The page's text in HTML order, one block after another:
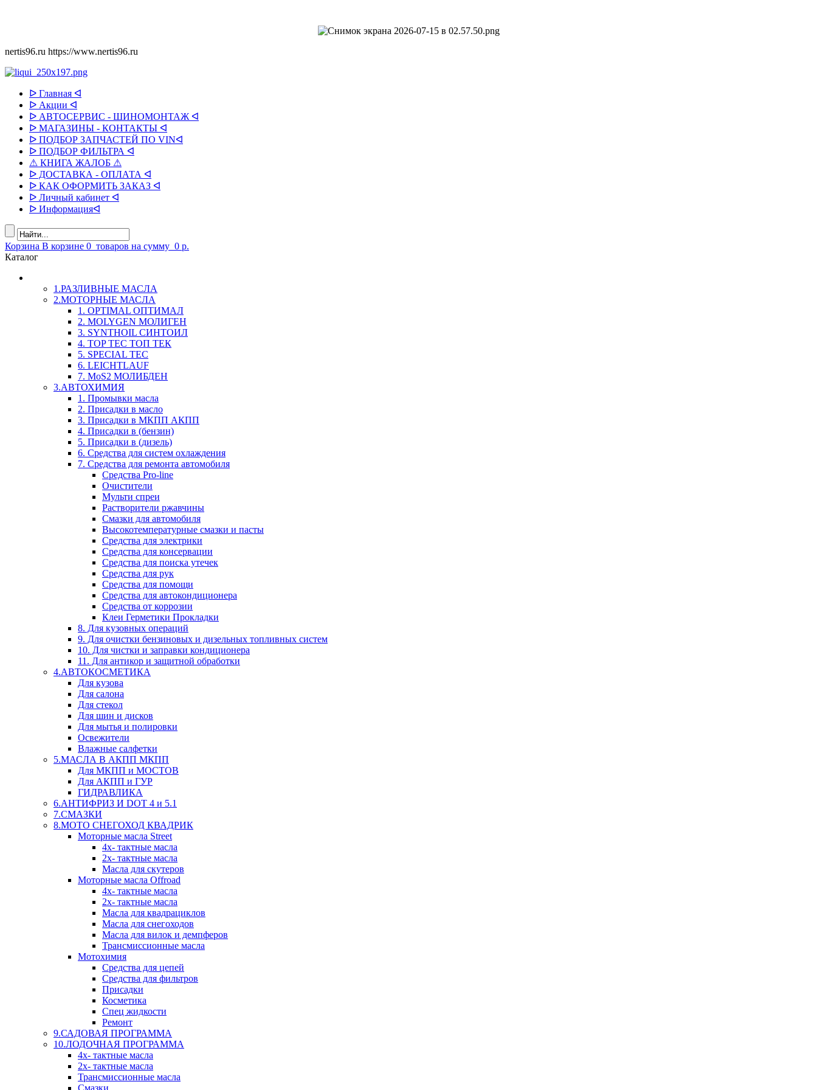
nertis96.ru https://www.nertis96.ru
ᐅ Главная ᐊ
ᐅ Акции ᐊ
ᐅ АВТОСЕРВИС - ШИНОМОНТАЖ ᐊ
ᐅ МАГАЗИНЫ - КОНТАКТЫ ᐊ
ᐅ ПОДБОР ЗАПЧАСТЕЙ ПО VINᐊ
ᐅ ПОДБОР ФИЛЬТРА ᐊ
⚠ КНИГА ЖАЛОБ ⚠
ᐅ ДОСТАВКА - ОПЛАТА ᐊ
ᐅ КАК ОФОРМИТЬ ЗАКАЗ ᐊ
ᐅ Личный кабинет ᐊ
ᐅ Информацияᐊ
Корзина В корзине 0 товаров на сумму 0 р.
Каталог
1.РАЗЛИВНЫЕ МАСЛА
2.МОТОРНЫЕ МАСЛА
1. OPTIMAL ОПТИМАЛ
2. MOLYGEN МОЛИГЕН
3. SYNTHOIL СИНТОИЛ
4. TOP TEC ТОП ТЕК
5. SPECIAL TEC
6. LEICHTLAUF
7. MoS2 МОЛИБДЕН
3.АВТОХИМИЯ
1. Промывки масла
2. Присадки в масло
3. Присадки в МКПП АКПП
4. Присадки в (бензин)
5. Присадки в (дизель)
6. Средства для систем охлаждения
7. Средства для ремонта автомобиля
Средства Pro-line
Очистители
Мульти спреи
Растворители ржавчины
Смазки для автомобиля
Высокотемпературные смазки и пасты
Средства для электрики
Средства для консервации
Средства для поиска утечек
Средства для рук
Средства для помощи
Средства для автокондиционера
Средства от коррозии
Клеи Герметики Прокладки
8. Для кузовных операций
9. Для очистки бензиновых и дизельных топливных систем
10. Для чистки и заправки кондиционера
11. Для антикор и защитной обработки
4.АВТОКОСМЕТИКА
Для кузова
Для салона
Для стекол
Для шин и дисков
Для мытья и полировки
Освежители
Влажные салфетки
5.МАСЛА В АКПП МКПП
Для МКПП и МОСТОВ
Для АКПП и ГУР
ГИДРАВЛИКА
6.АНТИФРИЗ И DOT 4 и 5.1
7.СМАЗКИ
8.МОТО СНЕГОХОД КВАДРИК
Моторные масла Street
4х- тактные масла
2х- тактные масла
Масла для скутеров
Моторные масла Offroad
4х- тактные масла
2х- тактные масла
Масла для квадрациклов
Масла для снегоходов
Масла для вилок и демпферов
Трансмиссионные масла
Мотохимия
Средства для цепей
Средства для фильтров
Присадки
Косметика
Спец жидкости
Ремонт
9.САДОВАЯ ПРОГРАММА
10.ЛОДОЧНАЯ ПРОГРАММА
4х- тактные масла
2х- тактные масла
Трансмиссионные масла
Смазки